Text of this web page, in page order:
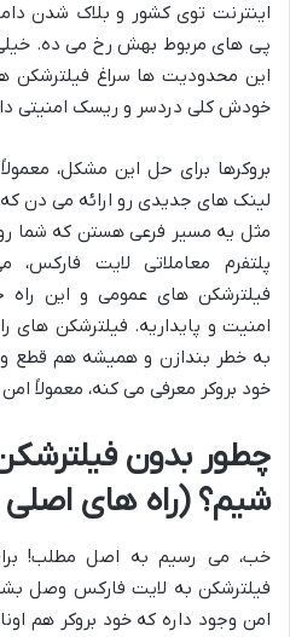
اینترنت توی کشور و بلاک شدن
پی های مربوط بهش رخ می ده. خیلی
این محدودیت ها سراغ
خودش کلی دردسر و ریسک امنیتی
بروکرها برای حل این مشکل،
لینک های جدیدی رو ارائه می دن
مثل یه مسیر فرعی هستن که شما
پلتفرم معاملاتی لایت
فیلترشکن های عمومی و این
امنیت و پایداریه. فیلترشکن های
به خطر بندازن و همیشه هم قطع
خود بروکر معرفی می کنه، معمولاً
چطور بدون
شیم؟ (راه های
خب، می رسیم به اصل مطلب!
فیلترشکن به لایت فارکس وصل
امن وجود داره که خود بروکر هم